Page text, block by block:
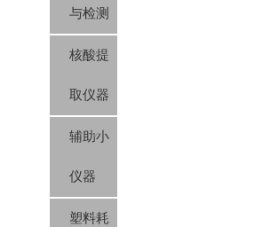
与检测
核酸提
取仪器
辅助小
仪器
塑料耗